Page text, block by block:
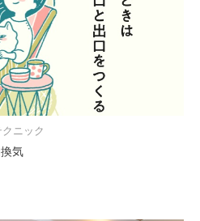
クニック
気